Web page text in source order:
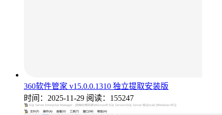
360软件管家 v15.0.0.1310 独立提取安装版
时间：2025-11-29 阅读：155247